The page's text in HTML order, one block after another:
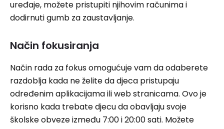
uređaje, možete pristupiti njihovim računima i
dodirnuti gumb za zaustavljanje.
Način fokusiranja
Način rada za fokus omogućuje vam da odaberete
razdoblja kada ne želite da djeca pristupaju
određenim aplikacijama ili web stranicama. Ovo je
korisno kada trebate djecu da obavljaju svoje
školske obveze između 7:00 i 20:00 sati. Možete